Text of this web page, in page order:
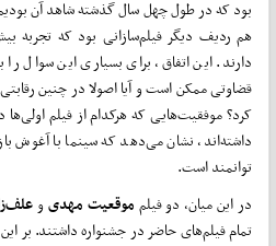
بود که در طول چهل سال گذشته شاهد آن بودیم
هم ردیف دیگر فیلم‌سازانی بود که تجربه
دارند. این اتفاق، برای بسیاری این سوال
قضاوتی ممکن است و آیا اصولا در چنین
کرد؟ موفقیت‌هایی که هرکدام از فیلم
داشته‌اند، نشان می‌دهد که سینما با آغوش
توانمند است.
در این میان، دو فیلمموقعیتمهدیو
تمام فیلم‌های حاضر در جشنواره داشتند. بر